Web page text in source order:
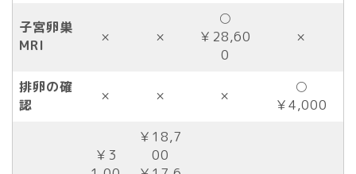
子宮卵巣
MRI
× ×
○
￥28,60
0
×
排卵の確
認
× × ×
○
￥4,000
￥3
￥18,7
00